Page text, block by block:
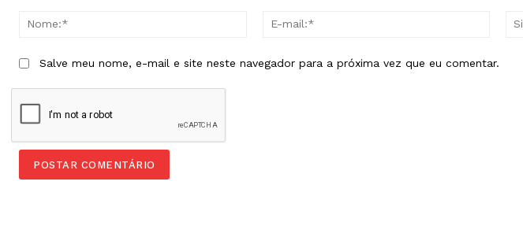
Nome:*
Salve meu nome, e-mail e site neste navegador para a próxima vez que eu comentar.